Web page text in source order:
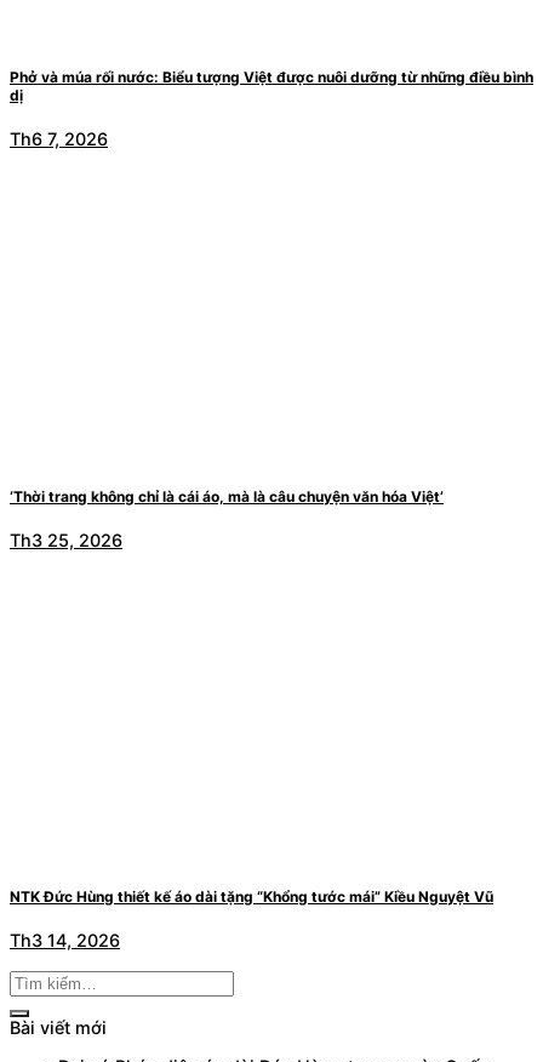
Phở và múa rối nước: Biểu tượng Việt được nuôi dưỡng từ những điều bình
dị
Th6 7, 2026
‘Thời trang không chỉ là cái áo, mà là câu chuyện văn hóa Việt’
Th3 25, 2026
NTK Đức Hùng thiết kế áo dài tặng “Khổng tước mái” Kiều Nguyệt Vũ
Th3 14, 2026
Bài viết mới